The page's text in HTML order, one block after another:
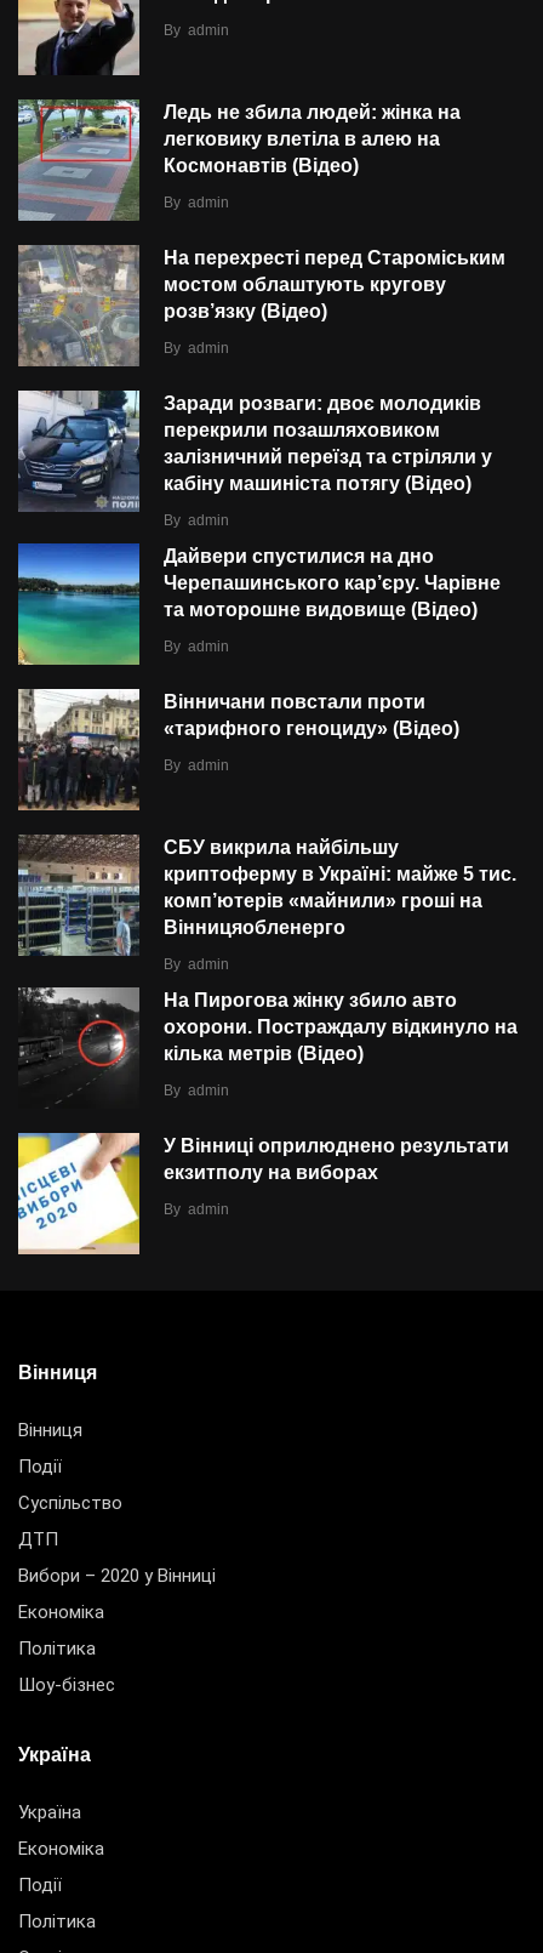
By admin
Ледь не збила людей: жінка на
легковику влетіла в алею на
Космонавтів (Відео)
By admin
На перехресті перед Староміським
мостом облаштують кругову
розв’язку (Відео)
By admin
Заради розваги: двоє молодиків
перекрили позашляховиком
залізничний переїзд та стріляли у
кабіну машиніста потягу (Відео)
By admin
Дайвери спустилися на дно
Черепашинського кар’єру. Чарівне
та моторошне видовище (Відео)
By admin
Вінничани повстали проти
«тарифного геноциду» (Відео)
By admin
СБУ викрила найбільшу
криптоферму в Україні: майже 5 тис.
комп’ютерів «майнили» гроші на
Вінницяобленерго
By admin
На Пирогова жінку збило авто
охорони. Постраждалу відкинуло на
кілька метрів (Відео)
By admin
У Вінниці оприлюднено результати
екзитполу на виборах
By admin
Вінниця
Вінниця
Події
Суспільство
ДТП
Вибори – 2020 у Вінниці
Економіка
Політика
Шоу-бізнес
Україна
Україна
Економіка
Події
Політика